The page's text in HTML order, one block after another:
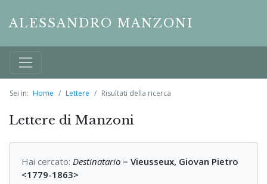
ALESSANDRO MANZONI
Sei in: Home Lettere Risultati della ricerca
Lettere di Manzoni
Hai cercato: Destinatario = Vieusseux, Giovan Pietro
<1779-1863>